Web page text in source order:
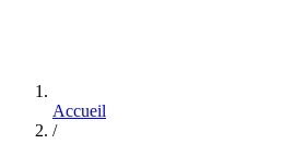
Accueil
/